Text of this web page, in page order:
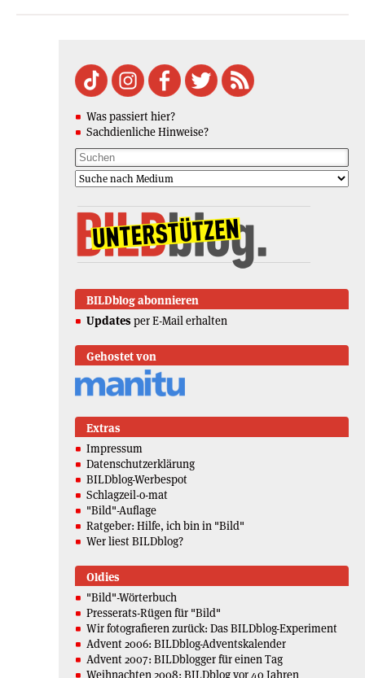
Was passiert hier?
Sachdienliche Hinweise?
BILDblog abonnieren
Updates per E-Mail erhalten
Gehostet von
Extras
Impressum
Datenschutzerklärung
BILDblog-Werbespot
Schlagzeil-o-mat
"Bild"-Auflage
Ratgeber: Hilfe, ich bin in "Bild"
Wer liest BILDblog?
Oldies
"Bild"-Wörterbuch
Presserats-Rügen für "Bild"
Wir fotografieren zurück: Das BILDblog-Experiment
Advent 2006: BILDblog-Adventskalender
Advent 2007: BILDblogger für einen Tag
Weihnachten 2008: BILDblog vor 40 Jahren